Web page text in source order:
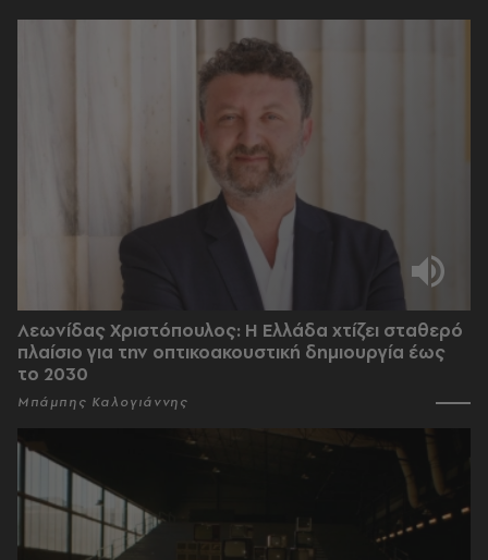
Λεωνίδας Χριστόπουλος: Η Ελλάδα χτίζει σταθερό
πλαίσιο για την οπτικοακουστική δημιουργία έως
το 2030
Μπάμπης Καλογιάννης